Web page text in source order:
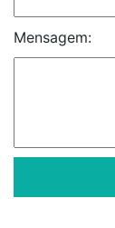
Mensagem: